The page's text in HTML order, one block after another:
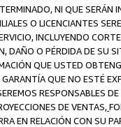
NI QUE SERÁN
O LICENCIANTES
INCLUYENDO
DAÑO O PÉRDIDA DE SU
QUE USTED
QUE NO ESTÉ
RESPONSABLES
DE VENTAS,
EN RELACIÓN CON SU